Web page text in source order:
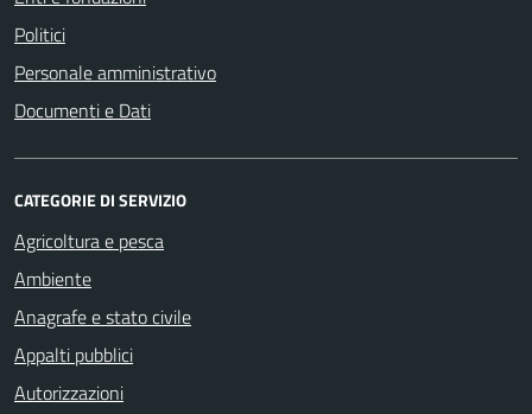
Politici
Personale amministrativo
Documenti e Dati
CATEGORIE DI SERVIZIO
Agricoltura e pesca
Ambiente
Anagrafe e stato civile
Appalti pubblici
Autorizzazioni